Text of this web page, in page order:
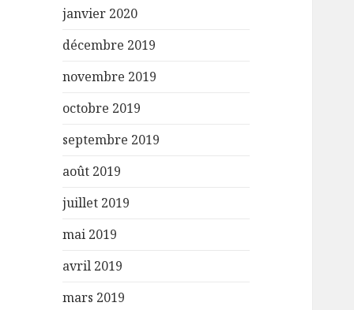
janvier 2020
décembre 2019
novembre 2019
octobre 2019
septembre 2019
août 2019
juillet 2019
mai 2019
avril 2019
mars 2019